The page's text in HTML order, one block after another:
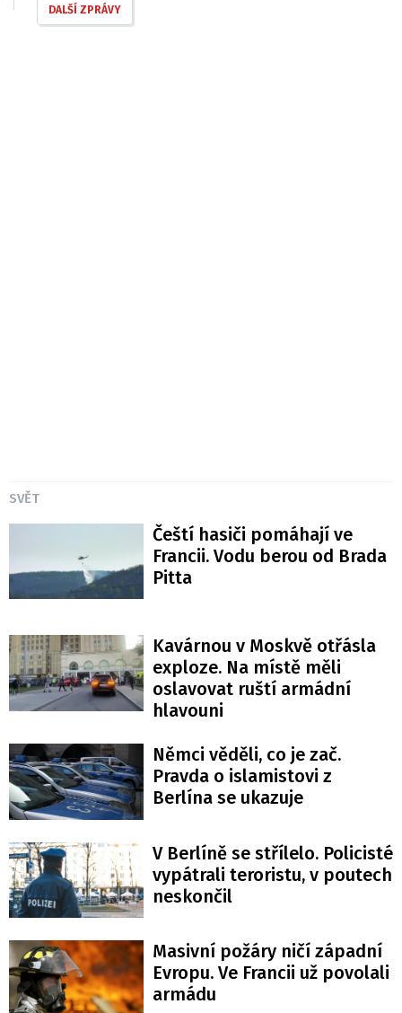
DALŠÍ ZPRÁVY
SVĚT
Čeští hasiči pomáhají ve
Francii. Vodu berou od Brada
Pitta
Kavárnou v Moskvě otřásla
exploze. Na místě měli
oslavovat ruští armádní
hlavouni
Němci věděli, co je zač.
Pravda o islamistovi z
Berlína se ukazuje
V Berlíně se střílelo. Policisté
vypátrali teroristu, v poutech
neskončil
Masivní požáry ničí západní
Evropu. Ve Francii už povolali
armádu